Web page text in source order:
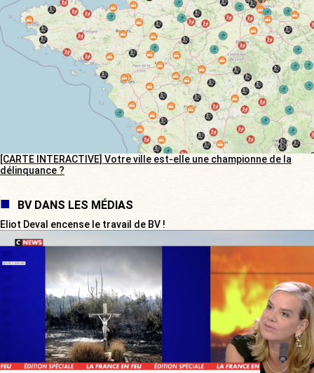
[CARTE INTERACTIVE] Votre ville est-elle une championne de la
délinquance ?
BV DANS LES MÉDIAS
Eliot Deval encense le travail de BV !